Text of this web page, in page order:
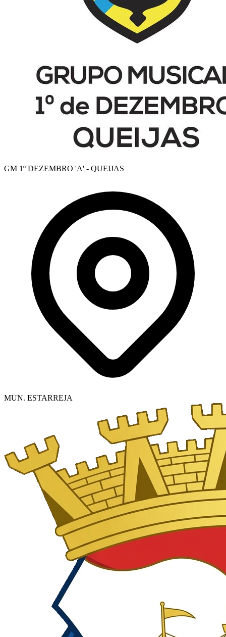
GM 1º DEZEMBRO 'A' - QUEIJAS
MUN. ESTARREJA